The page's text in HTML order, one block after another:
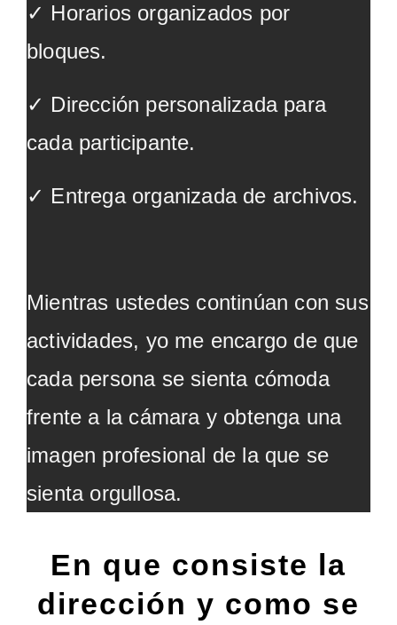
✓ Horarios organizados por
bloques.
✓ Dirección personalizada para
cada participante.
✓ Entrega organizada de archivos.
Mientras ustedes continúan con sus
actividades, yo me encargo de que
cada persona se sienta cómoda
frente a la cámara y obtenga una
imagen profesional de la que se
sienta orgullosa.
En que consiste la
dirección y como se